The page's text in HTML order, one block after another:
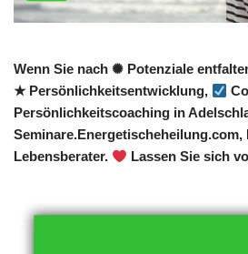
Wenn Sie nach ✺ Potenziale
★ Persönlichkeitsentwicklung,
Persönlichkeitscoaching in
Seminare.Energetischeheilung.com,
Lebensberater.
Lassen Sie sich